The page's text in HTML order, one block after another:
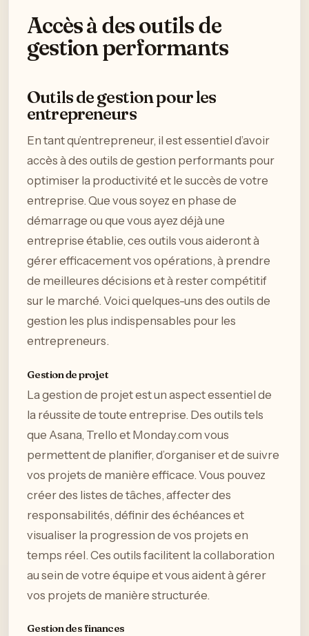
Accès à des outils de
gestion performants
Outils de gestion pour les
entrepreneurs
En tant qu’entrepreneur, il est essentiel d’avoir
accès à des outils de gestion performants pour
optimiser la productivité et le succès de votre
entreprise. Que vous soyez en phase de
démarrage ou que vous ayez déjà une
entreprise établie, ces outils vous aideront à
gérer efficacement vos opérations, à prendre
de meilleures décisions et à rester compétitif
sur le marché. Voici quelques-uns des outils de
gestion les plus indispensables pour les
entrepreneurs.
Gestion de projet
La gestion de projet est un aspect essentiel de
la réussite de toute entreprise. Des outils tels
que Asana, Trello et Monday.com vous
permettent de planifier, d’organiser et de suivre
vos projets de manière efficace. Vous pouvez
créer des listes de tâches, affecter des
responsabilités, définir des échéances et
visualiser la progression de vos projets en
temps réel. Ces outils facilitent la collaboration
au sein de votre équipe et vous aident à gérer
vos projets de manière structurée.
Gestion des finances